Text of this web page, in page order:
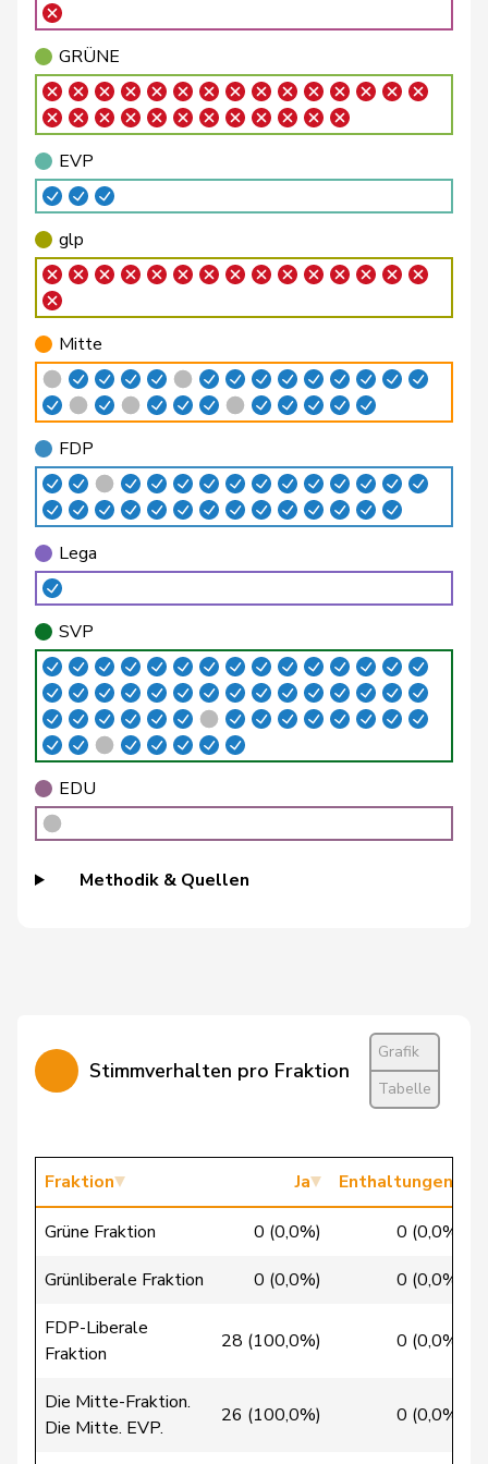
Bellaiche
Judith glp GL
ZH
Bendahan
Samuel SP S
VD
Berthoud
Alexandre FDP RL
VD
Bertschy
Kathrin glp GL
BE
Bircher
Martina SVP V
Birrer-Heimo
Prisca SP S
LU
Bläsi
Thomas SVP V
GE
Bourgeois
Jacques FDP RL FR
Bregy
Philipp
Matthias
Mitte M-E VS
Brunner
Büchel
Rino
SVP V SG
Buffat Michaël SVP V
Bühler
Manfred SVP V
BE
Bulliard-
Marbach
Christine Mitte M-E FR
Burgherr Thomas
Cattaneo Rocco FDP RL TI
Clivaz
GRÜNE G
VS
Cottier
FDP
NE
Crottaz
Brigitte SP
VD
Dandrès
de Courten
de la
Reussille
PdA NE
GRÜNE
EVP
glp
Mitte
FDP
Lega
SVP
EDU
Methodik & Quellen
Stimmverhalten pro Fraktion
Grafik
Tabelle
Fraktion Ja Enthaltungen
Grüne Fraktion 0 (0,0%) 0 (0,0%)
Grünliberale Fraktion
0 (0,0%) 0 (0,0%)
FDP-Liberale
Fraktion
28 (100,0%) 0 (0,0%)
Die Mitte-Fraktion.
Die Mitte. EVP.
26 (100,0%) 0 (0,0%)